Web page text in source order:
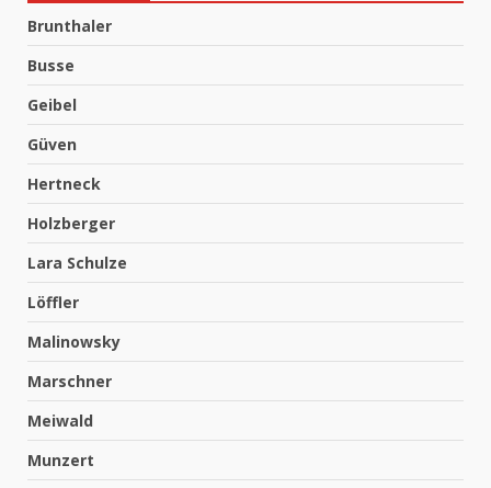
Brunthaler
Busse
Geibel
Güven
Hertneck
Holzberger
Lara Schulze
Löffler
Malinowsky
Marschner
Meiwald
Munzert